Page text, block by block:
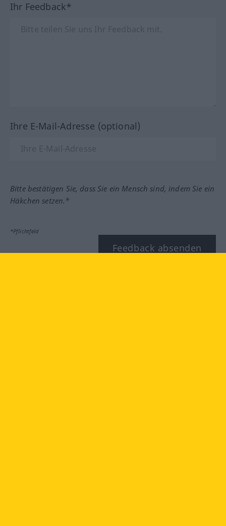
Ihr Feedback*
Ihre E-Mail-Adresse (optional)
Bitte bestätigen Sie, dass Sie ein Mensch sind, indem Sie ein
Häkchen setzen.*
*Pflichtfeld
Feedback absenden